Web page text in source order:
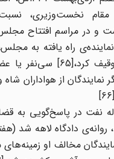
نخست‌وزیری، نسبت
و در مراسم افتتاح
از 77 نفر نماینده‌ی راه یافته به
مصدق انتخابات را توقیف
از هواداران شاه و
در پاسخ‌گویی به قضات
دادگاه لاهه شد (هفتم
1331) و نمایندگان مخالف او